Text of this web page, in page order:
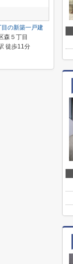
の新築一戸建
森５丁目
徒歩11分